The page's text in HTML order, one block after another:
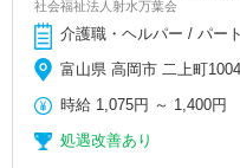
社会福祉法人射水万葉会
介護職・ヘルパー / パー
富山県 高岡市 二上町1004
時給 1,075円 ～ 1,400円
処遇改善あり